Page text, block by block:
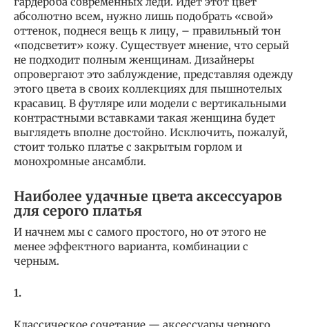
абсолютно всем, нужно лишь подобрать «свой»
оттенок, поднеся вещь к лицу, – правильный тон
«подсветит» кожу. Существует мнение, что серый
не подходит полным женщинам. Дизайнеры
опровергают это заблуждение, представляя одежду
этого цвета в своих коллекциях для пышнотелых
красавиц. В футляре или модели с вертикальными
контрастными вставками такая женщина будет
выглядеть вполне достойно. Исключить, пожалуй,
стоит только платье с закрытым горлом и
монохромные ансамбли.
Наиболее удачные цвета аксессуаров
для серого платья
И начнем мы с самого простого, но от этого не
менее эффектного варианта, комбинации с
черным.
1.